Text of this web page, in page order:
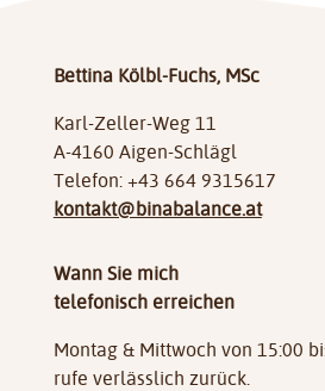
Bettina Kölbl-Fuchs, MSc
Karl-Zeller-Weg 11
A-4160 Aigen-Schlägl
Telefon: +43 664 9315617
kontakt@binabalance.at
Wann Sie mich
telefonisch erreichen
Montag & Mittwoch von 15:00
rufe verlässlich zurück.